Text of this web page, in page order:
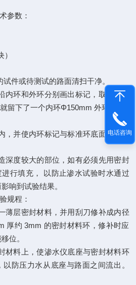
参数：
）
试件或待测试的路面清扫干净。
内环和外环分别画出标记，取下标记
留下了一个内环Φ150mm外环为
，并使内环标记与标准环底面相吻合
深度较大的部位，如有必须先用密封
行填充，
以防止渗水试验时水通过
响到试验结果。
规程：
薄层密封材料，并用刮刀修补成内径
厚约 3mm 的密封材料环，修补时应
位。
材料上，使渗水仪底座与密封材料环
以防压力水从底座与路面之间流出。
电话咨询